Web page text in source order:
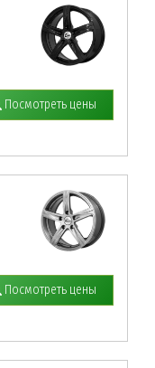
Посмотреть цены
Посмотреть цены